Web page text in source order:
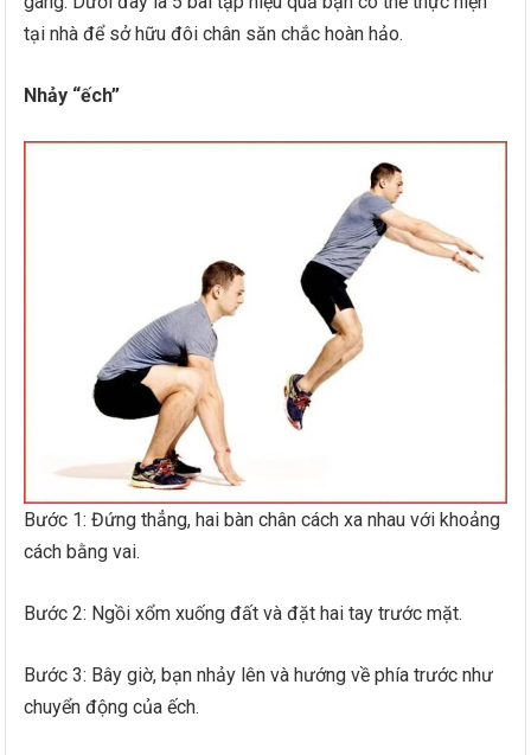
tại nhà để sở hữu đôi chân săn chắc hoàn hảo.
Nhảy “ếch”
Bước 1: Đứng thẳng, hai bàn chân cách xa nhau với khoảng
cách bằng vai.
Bước 2: Ngồi xổm xuống đất và đặt hai tay trước mặt.
Bước 3: Bây giờ, bạn nhảy lên và hướng về phía trước như
chuyển động của ếch.